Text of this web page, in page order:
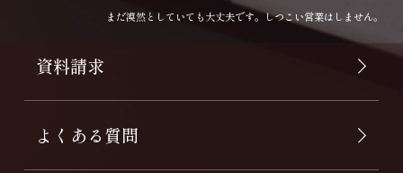
まだ漠然としていても大丈夫です。しつこい営業はしません。
資料請求
よくある質問